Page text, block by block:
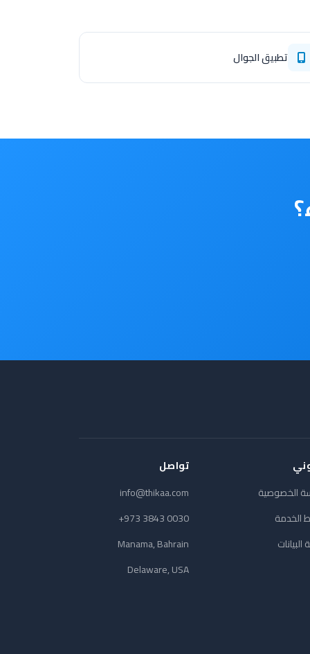
تطبيق الجوال
الخصوصية
الخدمة
تواصل
info@thikaa.com
+973 3843 0030
Manama, Bahrain
Delaware, USA